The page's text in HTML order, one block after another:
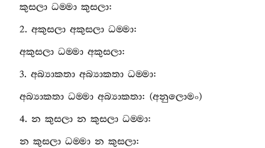
කුසලා ධම‍්මා කුසලා:
2. අකුසලා අකුසලා ධම‍්මා:
අකුසලා ධම‍්මා අකුසලා:
3. අබ්‍යාකතා අබ්‍යාකතා ධම‍්මා:
අබ්‍යාකතා ධම‍්මා අබ්‍යාකතා: (අනුලොමං)
4. න කුසලා න කුසලා ධම‍්මා:
න කුසලා ධම‍්මා න කුසලා: